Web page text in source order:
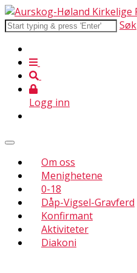
Søk
Logg inn
Om oss
Menighetene
0-18
Dåp-Vigsel-Gravferd
Konfirmant
Aktiviteter
Diakoni